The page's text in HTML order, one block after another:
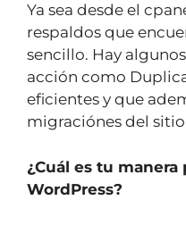
Ya sea desde el
respaldos que
sencillo. Hay
acción como
eficientes y que
migraciónes del
¿Cuál es tu
WordPress?